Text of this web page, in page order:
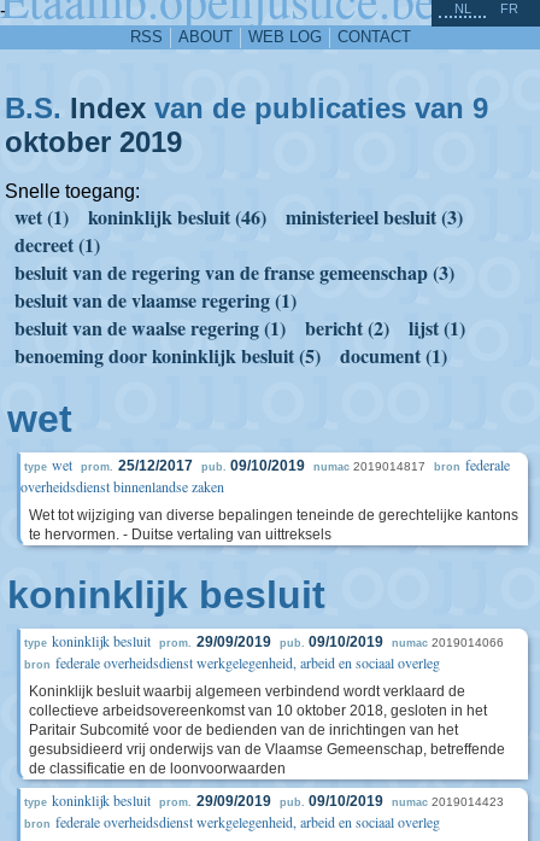
-
RSS ABOUT WEB LOG CONTACT
NL FR
B.S. Index van de publicaties van 9
oktober 2019
Snelle toegang:
wet (1) koninklijk besluit (46)
ministerieel besluit (3)
decreet (1)
besluit van de regering van de franse gemeenschap (3)
besluit van de vlaamse regering (1)
besluit van de waalse regering (1)
bericht (2)
lijst (1)
benoeming door koninklijk besluit (5)
document (1)
wet
type wet prom. 25/12/2017 pub. 09/10/2019 numac 2019014817 bron federale
overheidsdienst binnenlandse zaken
Wet tot wijziging van diverse bepalingen teneinde de gerechtelijke kantons
te hervormen. - Duitse vertaling van uittreksels
koninklijk besluit
type koninklijk besluit prom. 29/09/2019 pub. 09/10/2019 numac 2019014066
bron federale overheidsdienst werkgelegenheid, arbeid en sociaal overleg
Koninklijk besluit waarbij algemeen verbindend wordt verklaard de
collectieve arbeidsovereenkomst van 10 oktober 2018, gesloten in het
Paritair Subcomité voor de bedienden van de inrichtingen van het
gesubsidieerd vrij onderwijs van de Vlaamse Gemeenschap, betreffende
de classificatie en de loonvoorwaarden
type koninklijk besluit prom. 29/09/2019 pub. 09/10/2019 numac 2019014423
bron federale overheidsdienst werkgelegenheid, arbeid en sociaal overleg
^